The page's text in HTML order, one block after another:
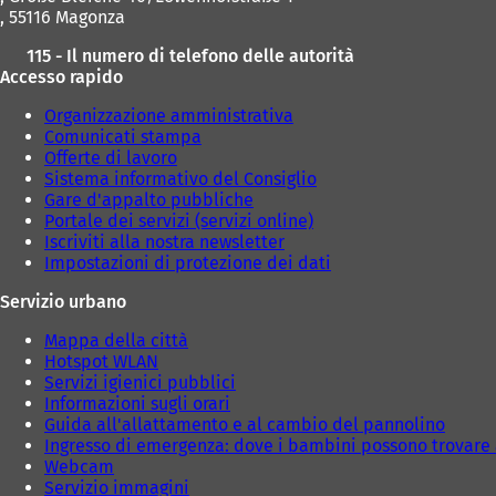
, 55116 Magonza
115 - Il numero di telefono delle autorità
Accesso rapido
Organizzazione amministrativa
Comunicati stampa
Offerte di lavoro
Sistema informativo del Consiglio
Gare d'appalto pubbliche
Portale dei servizi (servizi online)
Iscriviti alla nostra newsletter
Impostazioni di protezione dei dati
Servizio urbano
Mappa della città
Hotspot WLAN
Servizi igienici pubblici
Informazioni sugli orari
Guida all'allattamento e al cambio del pannolino
Ingresso di emergenza: dove i bambini possono
Webcam
Servizio immagini